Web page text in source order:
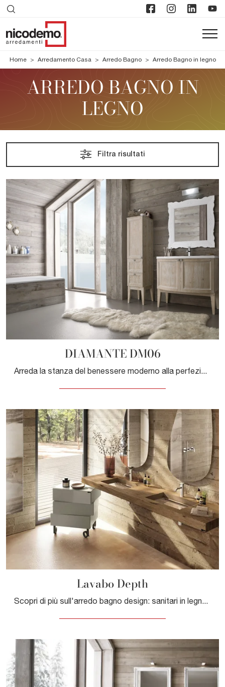
Home > Arredamento Casa > Arredo Bagno > Arredo Bagno in legno
ARREDO BAGNO IN
LEGNO
Filtra risultati
DIAMANTE DM06
Lavabo Depth